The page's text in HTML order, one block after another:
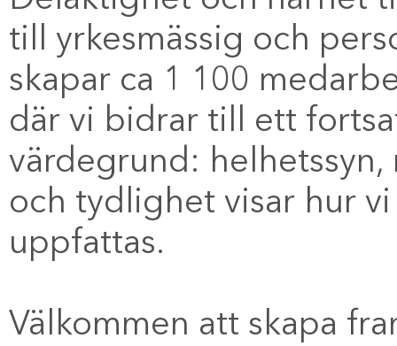
till yrkesmässig och
skapar ca 1 100
där vi bidrar till ett
värdegrund:
och tydlighet visar hur
uppfattas.
Välkommen att skapa